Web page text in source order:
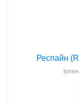
Респайн